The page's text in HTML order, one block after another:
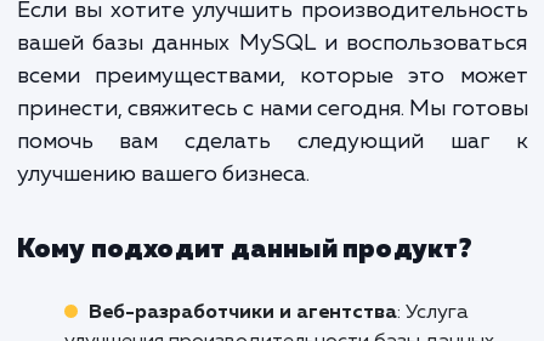
Оптимизация
базы данных MySQL – это
долгосрочный успех вашего
Улучшение скорости и
вашей базы данных может
увеличению продаж,
общей эффективности работы